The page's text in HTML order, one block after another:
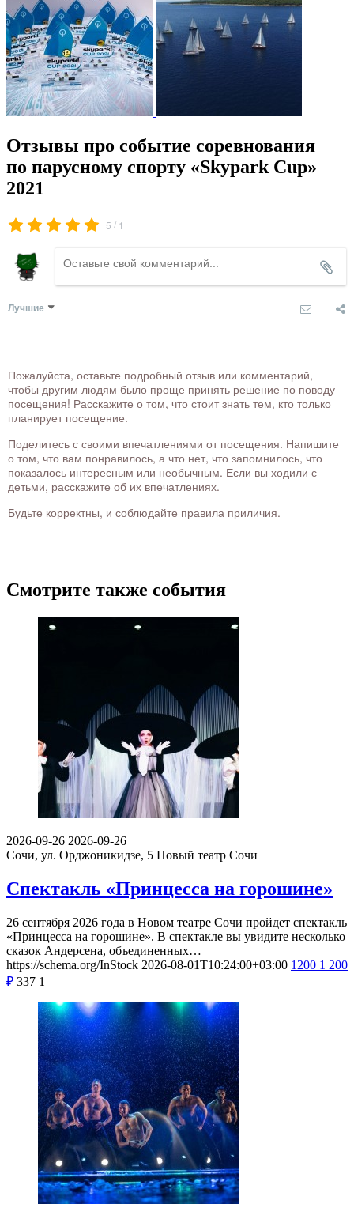
Отзывы про событие соревнования
по парусному спорту «Skypark Cup»
2021
5 / 1
Лучшие
Пожалуйста, оставьте подробный отзыв или комментарий,
чтобы другим людям было проще принять решение по поводу
посещения! Расскажите о том, что стоит знать тем, кто только
планирует посещение.
Поделитесь с своими впечатлениями от посещения. Напишите
о том, что вам понравилось, а что нет, что запомнилось, что
показалось интересным или необычным. Если вы ходили с
детьми, расскажите об их впечатлениях.
Будьте корректны, и соблюдайте правила приличия.
Смотрите также события
2026-09-26 2026-09-26
Сочи, ул. Орджоникидзе, 5 Новый театр Сочи
Спектакль «Принцесса на горошине»
26 сентября 2026 года в Новом театре Сочи пройдет спектакль
«Принцесса на горошине». В спектакле вы увидите несколько
сказок Андерсена, объединенных…
https://schema.org/InStock 2026-08-01T10:24:00+03:00 1200 1 200
₽ 337 1